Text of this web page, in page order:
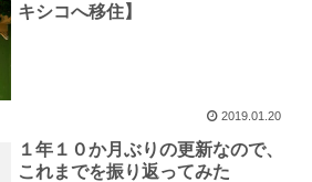
キシコへ移住】
2019.01.20
１年１０か月ぶりの更新なので、
これまでを振り返ってみた